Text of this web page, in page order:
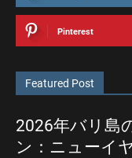
Pinterest
Featured Post
2026年バリ島
ン：ニューイ